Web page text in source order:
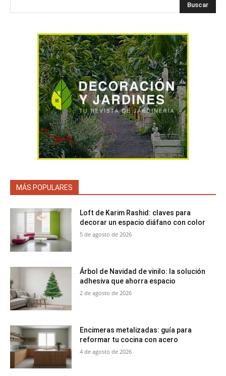
Buscar
MÁS POPULARES
Loft de Karim Rashid: claves para
decorar un espacio diáfano con color
5 de agosto de 2026
Árbol de Navidad de vinilo: la solución
adhesiva que ahorra espacio
2 de agosto de 2026
Encimeras metalizadas: guía para
reformar tu cocina con acero
4 de agosto de 2026